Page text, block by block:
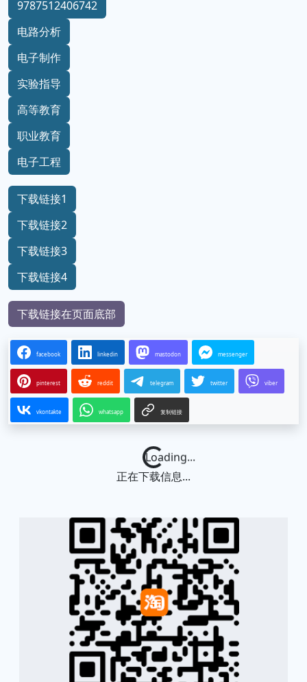
9787512406742
电路分析
电子制作
实验指导
高等教育
职业教育
电子工程
下载链接1
下载链接2
下载链接3
下载链接4
下载链接在页面底部
facebook linkedin mastodon messenger
pinterest reddit telegram twitter viber
vkontakte whatsapp 复制链接
Loading...
正在下载信息...